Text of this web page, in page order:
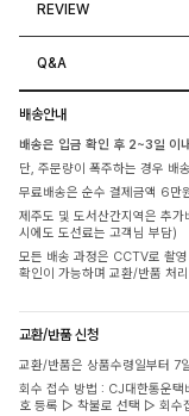
REVIEW
Q&A
배송안내
배송은 입금 확인 후 2~3일 이
단, 주문량이 폭주하는 경우 배
무료배송은 순수 결제금액 6만
제주도 및 도서산간지역은 추
시에도 도선료는 고객님 부담)
모든 배송 과정은 CCTV로 촬
확인이 가능하며 교환/반품 처
교환/반품 신청
교환/반품은 상품수령일부터 7
회수 접수 방법 : CJ대한통운
호 등록 ▷ 착불로 선택 ▷ 회수